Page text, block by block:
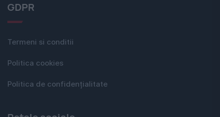
GDPR
Termeni si conditii
Politica cookies
Politica de confidențialitate